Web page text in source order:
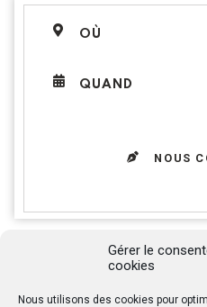
Gérer le
cookies
Nous utilisons des cookies pour
PROGRAM
INFO
OÙ
QUAND
NOUS